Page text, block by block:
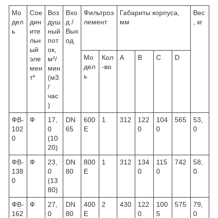
Мо
дел
ь
Сое
дин
ите
льн
ый
эле
мен
т*
Воз
душ
ный
пот
ок,
м³/
мин
(м3
/
час
)
Вхо
д /
Вых
од
Фильтроэ
лемент
Габариты корпуса,
мм
Вес
, кг
Мо
дел
ь
Кол
-во
A B C D
ФВ-
102
0
Ф
17,
0
(10
20)
DN
65
600
E
1 312
122
0
104
0
565
53,
0
ФВ-
138
0
Ф
23,
0
(13
80)
DN
80
800
E
1 312
134
0
115
0
742
58,
0
ФВ-
162
Ф
27,
0
DN
80
400
E
2 430
122
0
100
5
575
79,
0